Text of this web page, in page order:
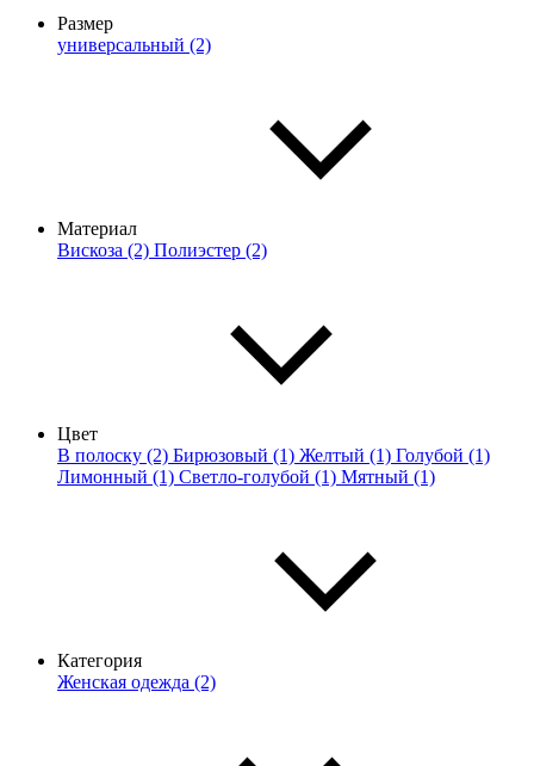
Размер
универсальный (2)
Материал
Вискоза (2) Полиэстер (2)
Цвет
В полоску (2) Бирюзовый (1) Желтый (1) Голубой (1)
Лимонный (1) Светло-голубой (1) Мятный (1)
Категория
Женская одежда (2)